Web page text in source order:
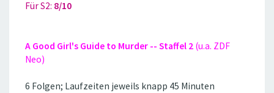
Für S2: 8/10
A Good Girl's Guide to Murder -- Staffel 2 (u.a. ZDF
Neo)
6 Folgen; Laufzeiten jeweils knapp 45 Minuten